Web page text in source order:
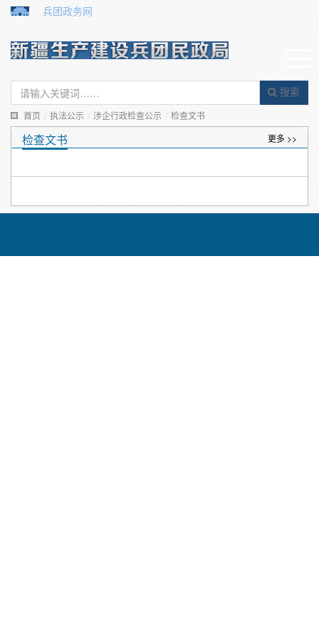
兵团政务网
搜索
首页 / 执法公示 / 涉企行政检查公示 / 检查文书
检查文书 更多 >>